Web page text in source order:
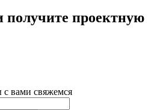
получите проектную
с вами свяжемся